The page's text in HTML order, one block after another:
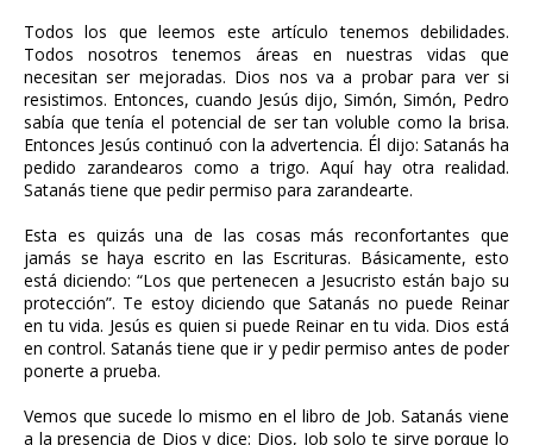
Todos los que leemos este artículo tenemos debilidades.
Todos nosotros tenemos áreas en nuestras vidas que
necesitan ser mejoradas. Dios nos va a probar para ver si
resistimos. Entonces, cuando Jesús dijo, Simón, Simón, Pedro
sabía que tenía el potencial de ser tan voluble como la brisa.
Entonces Jesús continuó con la advertencia. Él dijo: Satanás ha
pedido zarandearos como a trigo. Aquí hay otra realidad.
Satanás tiene que pedir permiso para zarandearte.
Esta es quizás una de las cosas más reconfortantes que
jamás se haya escrito en las Escrituras. Básicamente, esto
está diciendo: “Los que pertenecen a Jesucristo están bajo su
protección”. Te estoy diciendo que Satanás no puede Reinar
en tu vida. Jesús es quien si puede Reinar en tu vida. Dios está
en control. Satanás tiene que ir y pedir permiso antes de poder
ponerte a prueba.
Vemos que sucede lo mismo en el libro de Job. Satanás viene
a la presencia de Dios y dice: Dios, Job solo te sirve porque lo